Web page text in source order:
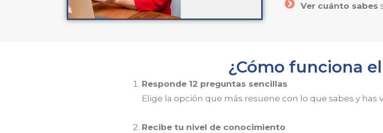
Ver cuánto sabes
¿Cómo funciona
Responde 12 preguntas sencillas
Elige la opción que más resuene con lo que sabes y has
Recibe tu nivel de conocimiento